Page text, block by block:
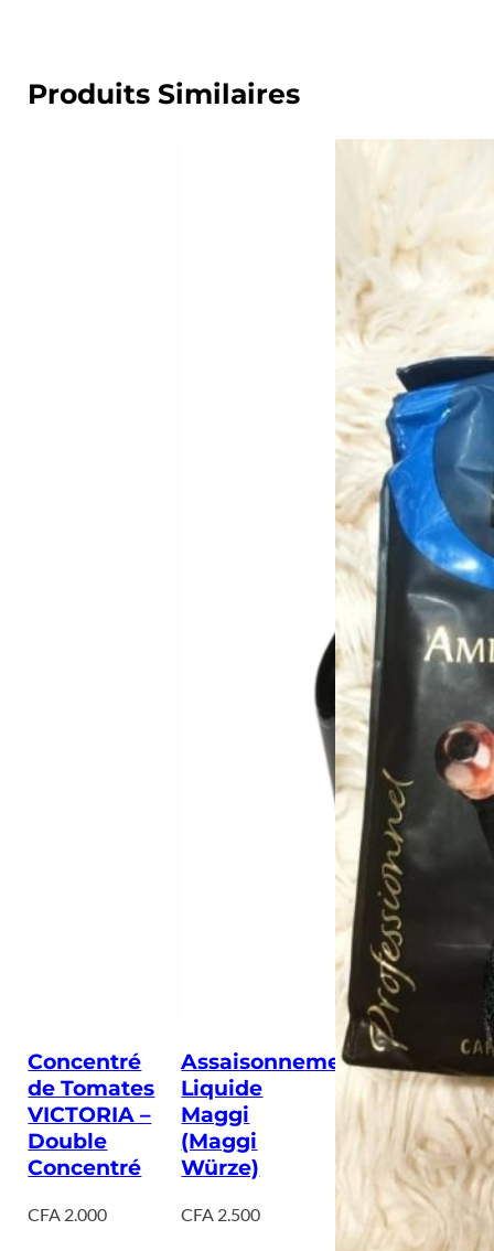
Produits Similaires
Concentré
de Tomates
VICTORIA –
Double
Concentré
CFA 2.000
Assaisonnement
Liquide
Maggi
(Maggi
Würze)
CFA 2.500